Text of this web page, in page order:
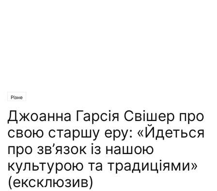
Різне
Джоанна Гарсія Свішер про
свою старшу еру: «Йдеться
про зв’язок із нашою
культурою та традиціями»
(ексклюзив)